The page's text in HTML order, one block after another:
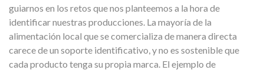
guiarnos en los retos que nos planteemos a la hora de
identificar nuestras producciones. La mayoría de la
alimentación local que se comercializa de manera directa
carece de un soporte identificativo, y no es sostenible que
cada producto tenga su propia marca. El ejemplo de